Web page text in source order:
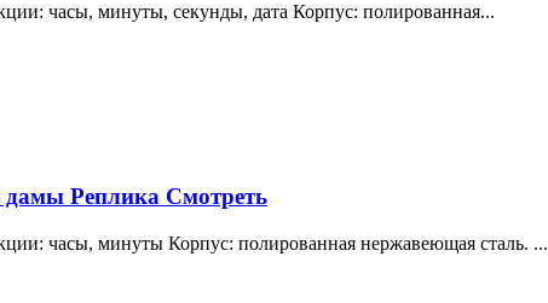
часы, минуты, секунды, дата Корпус: полированная...
Реплика Смотреть
часы, минуты Корпус: полированная нержавеющая сталь. ...